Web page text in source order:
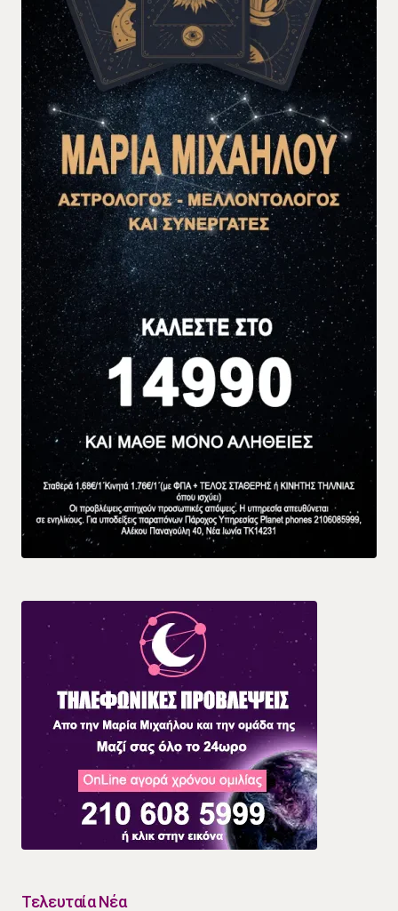
Τελευταία Νέα